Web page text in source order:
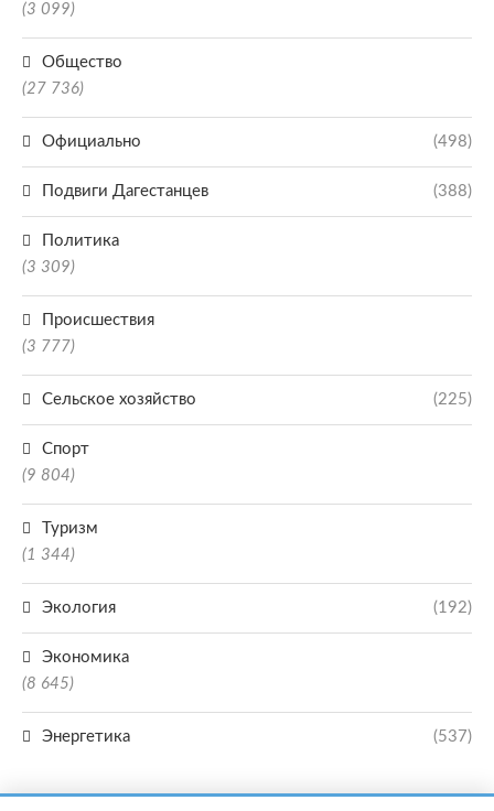
(3 099)
Общество
(27 736)
Официально (498)
Подвиги Дагестанцев (388)
Политика
(3 309)
Происшествия
(3 777)
Сельское хозяйство (225)
Спорт
(9 804)
Туризм
(1 344)
Экология (192)
Экономика
(8 645)
Энергетика (537)